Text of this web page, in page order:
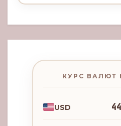
КУРС ВАЛЮТ
USD